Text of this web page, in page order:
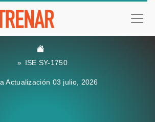
ISE SY-1750
Actualización 03 julio, 2026